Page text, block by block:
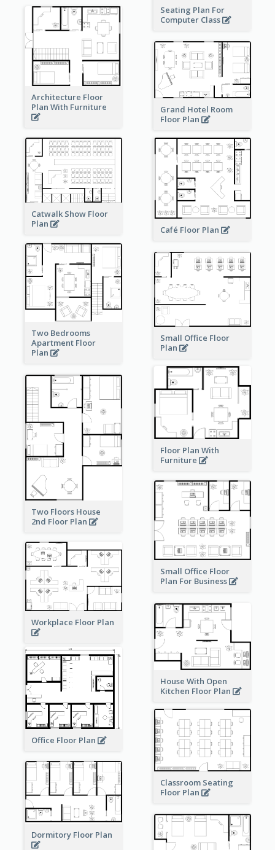
Seating Plan For
Computer Class
Architecture Floor
Plan With Furniture
Grand Hotel Room
Floor Plan
Catwalk Show Floor
Plan
Café Floor Plan
Two Bedrooms
Apartment Floor
Plan
Small Office Floor
Plan
Floor Plan With
Furniture
Two Floors House
2nd Floor Plan
Small Office Floor
Plan For Business
Workplace Floor Plan
House With Open
Kitchen Floor Plan
Office Floor Plan
Classroom Seating
Floor Plan
Dormitory Floor Plan